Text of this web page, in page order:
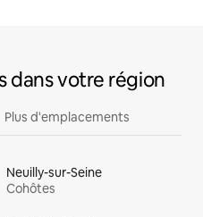
dans votre région
Plus d'emplacements
Neuilly-sur-Seine
Cohôtes